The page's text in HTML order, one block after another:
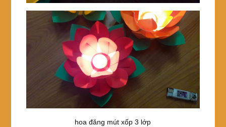
hoa đăng mút xốp 3 lớp